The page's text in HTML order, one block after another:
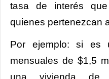
tasa de interés
quienes pertenezcan
Por ejemplo: si es
mensuales de $1,5
una vivienda de